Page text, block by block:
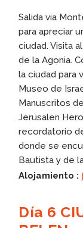
Salida via
para apreciar
ciudad. Visita
de la Agonia.
la ciudad para
Museo de
Manuscritos
Jerusalen
recordatorio
donde se
Bautista y de
Alojamiento :
Día 6